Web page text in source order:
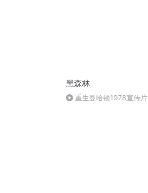
黑森林
重生曼哈顿1978宣传片